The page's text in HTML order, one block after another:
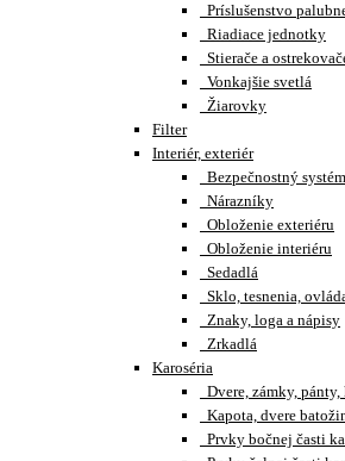
Príslušenstvo
Riadiace jednotky
Stierače a
Vonkajšie svetlá
Žiarovky
Filter
Interiér, exteriér
Bezpečnostný systém
Nárazníky
Obloženie exteriéru
Obloženie interiéru
Sedadlá
Sklo, tesnenia,
Znaky, loga a nápisy
Zrkadlá
Karoséria
Dvere, zámky,
Kapota, dvere
Prvky bočnej časti